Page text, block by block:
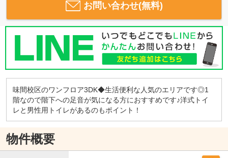
お問い合わせ(無料)
味間校区のワンフロア3DK◆生活便利な人気のエリアです◎1
階なので階下への足音が気になる方におすすめです♪洋式トイ
レと男性用トイレがあるのもポイント！
物件概要